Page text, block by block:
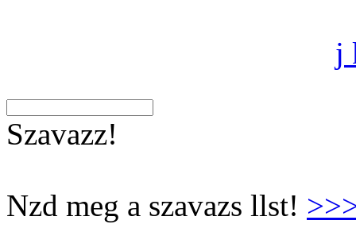
j
Szavazz!
Nzd meg a szavazs llst!